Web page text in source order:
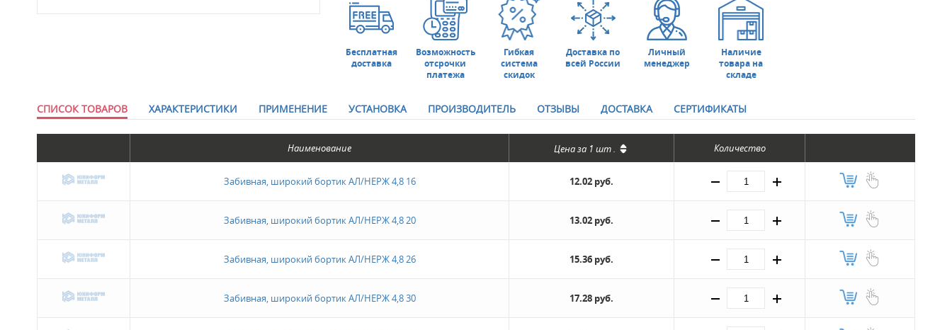
Бесплатная
доставка
Возможность
отсрочки
платежа
Гибкая
система
скидок
Доставка по
всей России
Личный
менеджер
Наличие
товара на
складе
СПИСОК ТОВАРОВ ХАРАКТЕРИСТИКИ ПРИМЕНЕНИЕ УСТАНОВКА ПРОИЗВОДИТЕЛЬ ОТЗЫВЫ ДОСТАВКА СЕРТИФИКАТЫ
Наименование Цена за 1 шт. Количество
Забивная, широкий бортик АЛ/НЕРЖ 4,8 16 12.02 руб.
Забивная, широкий бортик АЛ/НЕРЖ 4,8 20 13.02 руб.
Забивная, широкий бортик АЛ/НЕРЖ 4,8 26 15.36 руб.
Забивная, широкий бортик АЛ/НЕРЖ 4,8 30 17.28 руб.